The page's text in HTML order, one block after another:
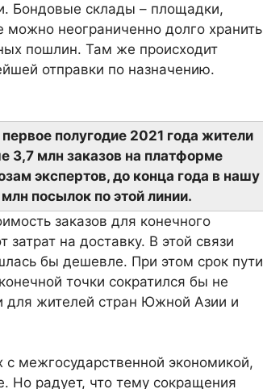
Бондовые склады – площадки,
неограниченно долго хранить
пошлин. Там же происходит
отправки по назначению.
полугодие 2021 года жители
3,7 млн заказов на платформе
экспертов, до конца года в нашу
посылок по этой линии.
заказов для конечного
затрат на доставку. В этой связи
бы дешевле. При этом срок пути
точки сократился бы не
для жителей стран Южной Азии и
межгосударственной экономикой,
Но радует, что тему сокращения